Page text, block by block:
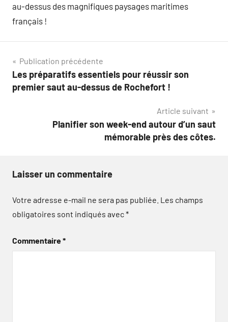
au-dessus des magnifiques paysages maritimes
français !
Navigation
de
Publication précédente
Les préparatifs essentiels pour réussir son
premier saut au-dessus de Rochefort !
Article suivant
Planifier son week-end autour d’un saut
mémorable près des côtes.
Laisser un commentaire
Votre adresse e-mail ne sera pas publiée. Les champs
obligatoires sont indiqués avec*
Commentaire*